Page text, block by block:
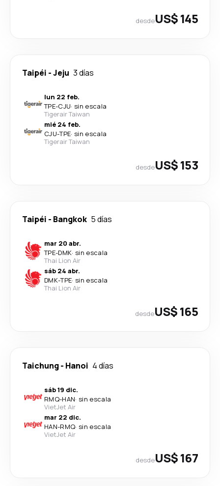
desdeUS$ 145
Taipéi -Jeju 3 días
lun 22 feb.
TPE-CJU· sin escala
Tigerair Taiwan
mié 24 feb.
CJU-TPE· sin escala
Tigerair Taiwan
desdeUS$ 153
Taipéi - Bangkok 5 días
mar 20 abr.
TPE-DMK· sin escala
Thai Lion Air
sáb 24 abr.
DMK-TPE· sin escala
Thai Lion Air
desdeUS$ 165
Taichung- Hanoi 4 días
sáb 19 dic.
RMQ-HAN· sin escala
VietJet Air
mar 22 dic.
HAN-RMQ· sin escala
VietJet Air
desdeUS$ 167